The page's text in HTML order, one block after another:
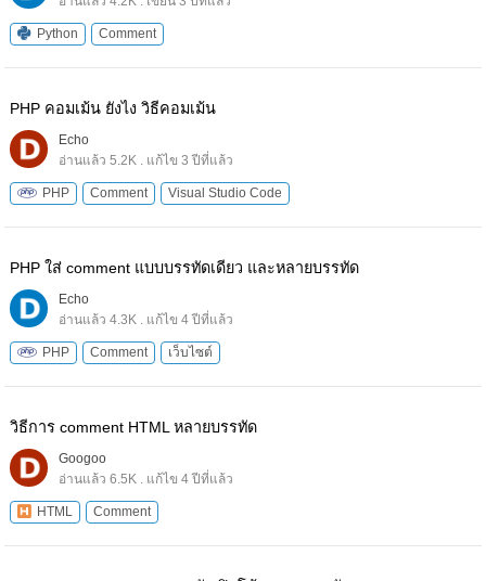
Python Comment
PHP คอมเม้น ยังไง วิธีคอมเม้น
Echo
อ่านแล้ว 5.2K . แก้ไข 3 ปีที่แล้ว
PHP Comment Visual Studio Code
PHP ใส่ comment แบบบรรทัดเดียว และหลายบรรทัด
Echo
อ่านแล้ว 4.3K . แก้ไข 4 ปีที่แล้ว
PHP Comment เว็บไซต์
วิธีการ comment HTML หลายบรรทัด
Googoo
อ่านแล้ว 6.5K . แก้ไข 4 ปีที่แล้ว
HTML Comment